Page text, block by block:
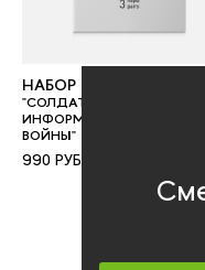
НАБОР НОСКОВ
"СОЛДАТ
ИНФОРМАЦИОННОЙ
ВОЙНЫ"
990 РУБ.